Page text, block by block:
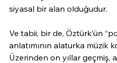
siyasal bir alan olduğudur.
Ve tabii, bir de, Öztürk’ün
anlatımının alaturka müzik
Üzerinden on yıllar geçmiş,